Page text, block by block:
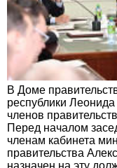
В Доме
республики
членов
Перед началом
членам кабинета
правительства